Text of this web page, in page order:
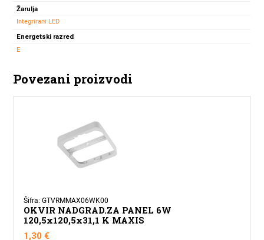
Žarulja
Integrirani LED
Energetski razred
E
Povezani proizvodi
Šifra: GTVRMMAX06WK00
OKVIR NADGRAD.ZA PANEL 6W
120,5x120,5x31,1 K MAXIS
1,30€